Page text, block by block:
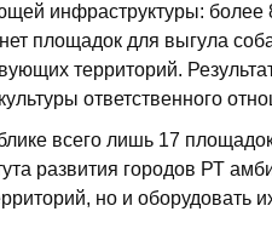
инфраструктуры: более
площадок для выгула
территорий.
ответственного
всего лишь 17
развития городов РТ
но и оборудовать